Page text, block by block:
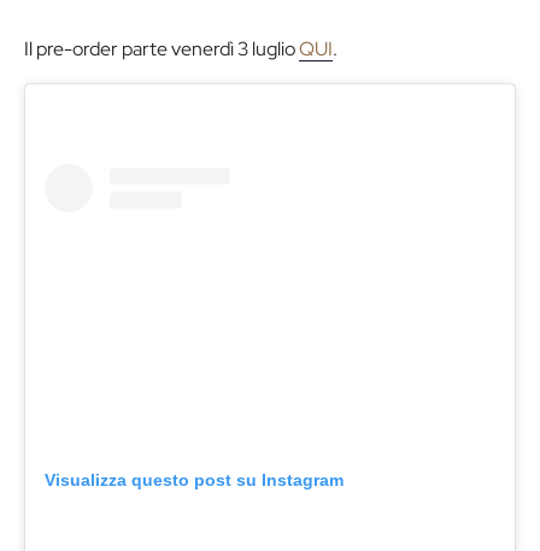
Il pre-order parte venerdì 3 luglioQUI.
Visualizza questo post su Instagram